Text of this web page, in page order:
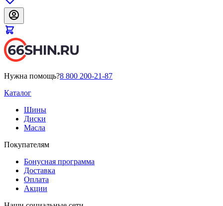
Нужна помощь?8 800 200-21-87
Каталог
Шины
Диски
Масла
Покупателям
Бонусная программа
Доставка
Оплата
Акции